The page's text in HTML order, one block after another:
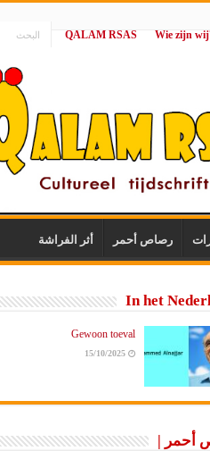
|
QALAM RSAS
رصاص أحمر أثر الفراشة
In het
Gewoon toeval
15/10/2025
أحمر |